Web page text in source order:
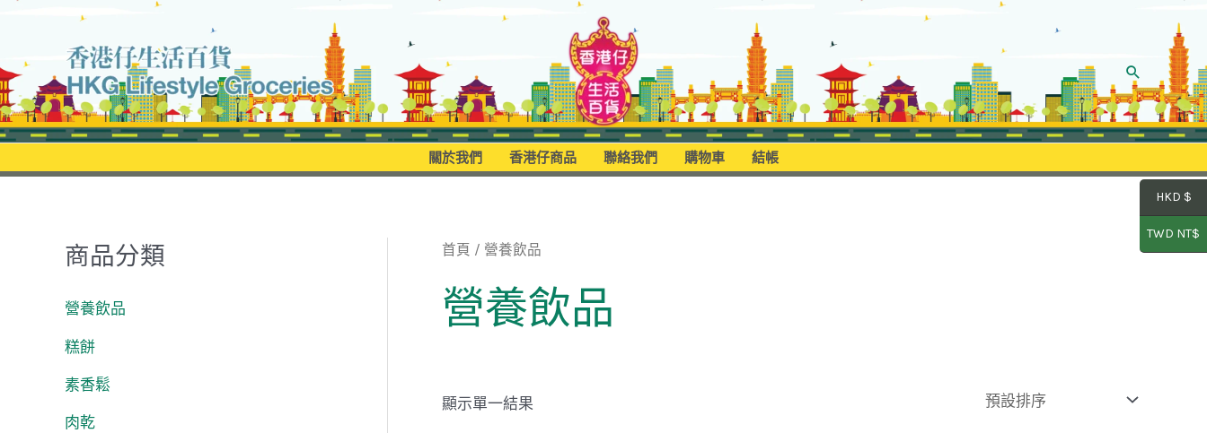
content
Search
關於我們 香港仔商品 聯絡我們 購物車 結帳
商品分類
營養飲品
糕餅
素香鬆
肉乾
首頁 / 營養飲品
營養飲品
顯示單一結果
HKD $
TWD NT$